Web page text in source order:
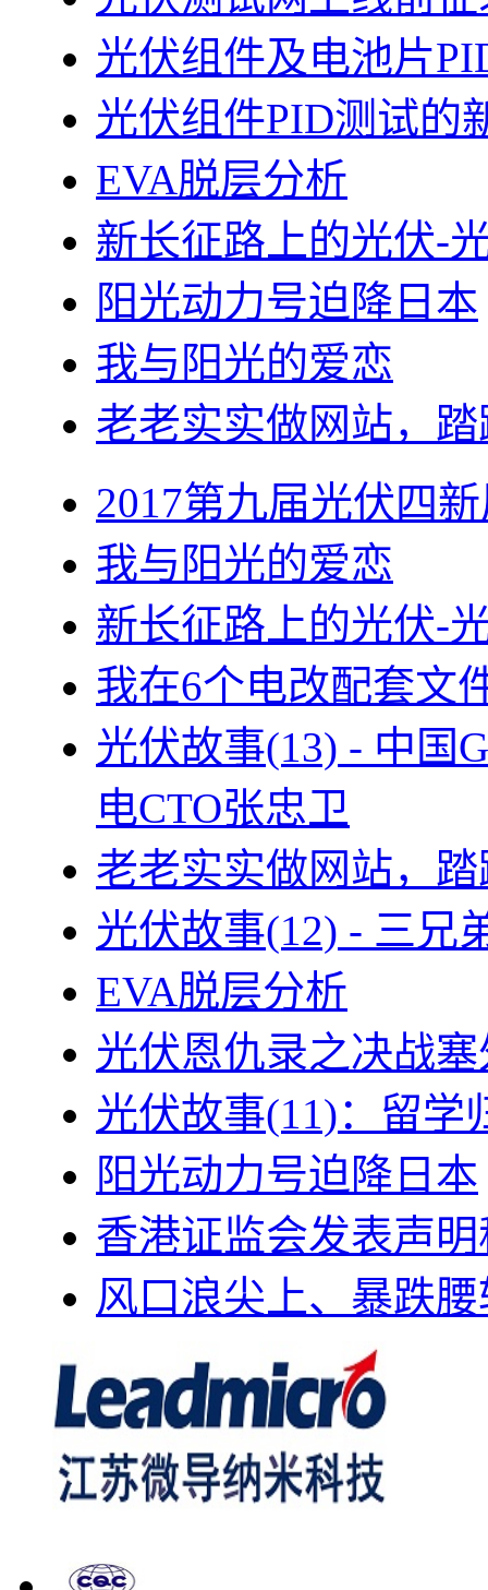
光伏组件及电池片
光伏组件PID测试的
EVA脱层分析
新长征路上的光伏-
阳光动力号迫降日本
我与阳光的爱恋
老老实实做网站，
2017第九届光伏四
我与阳光的爱恋
新长征路上的光伏-
我在6个电改配套文
光伏故事(13) - 中国
电CTO张忠卫
老老实实做网站，
光伏故事(12) - 三兄
EVA脱层分析
光伏恩仇录之决战
光伏故事(11)：留学
阳光动力号迫降日本
香港证监会发表声
风口浪尖上、暴跌